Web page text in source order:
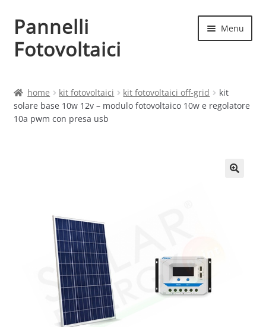
Vai
alla
navigazione
Vai
al
contenuto
Pannelli
Fotovoltaici
Menu
Cart
My account
Produttori
Sample Page
home kit fotovoltaici kit fotovoltaici off-grid
kit
solare base 10w 12v – modulo fotovoltaico 10w e regolatore
10a pwm con presa usb